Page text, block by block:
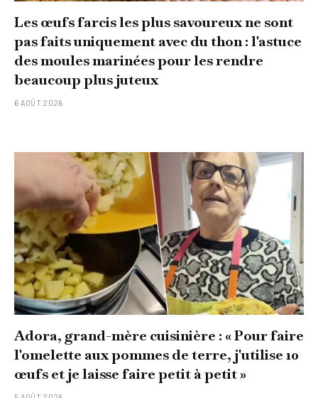
Les œufs farcis les plus savoureux ne sont
pas faits uniquement avec du thon : l'astuce
des moules marinées pour les rendre
beaucoup plus juteux
6 AOÛT 2026
Adora, grand-mère cuisinière : « Pour faire
l'omelette aux pommes de terre, j'utilise 10
œufs et je laisse faire petit à petit »